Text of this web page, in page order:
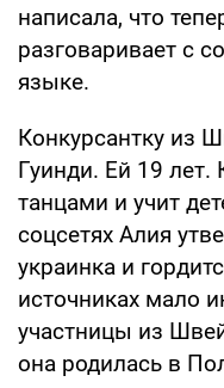
написала, что
разговаривает с
языке.
Конкурсантку из
Гуинди. Ей 19 лет.
танцами и учит
соцсетях Алия
украинка и
источниках мало
участницы из
она родилась в